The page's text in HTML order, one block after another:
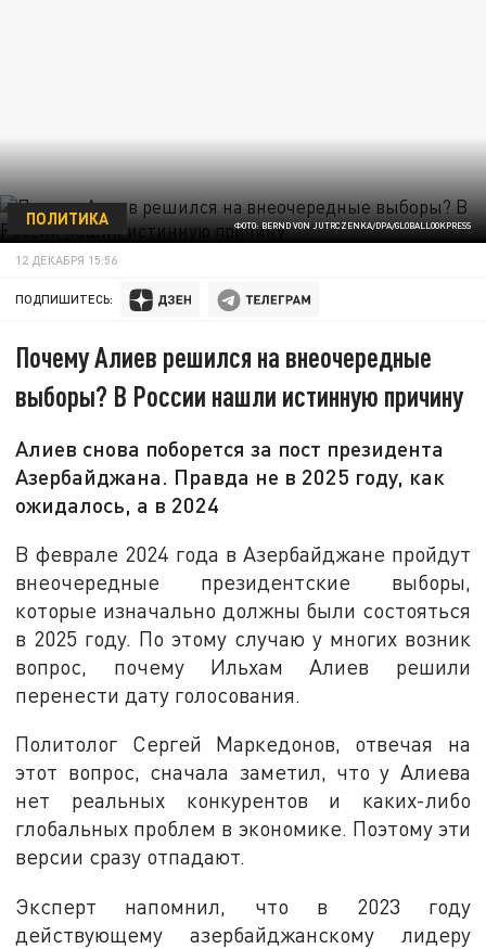
ФОТО: BERND VON JUTRCZENKA/DPA/GLOBALLOOKPRESS
ПОЛИТИКА
12 ДЕКАБРЯ 15:56
ПОДПИШИТЕСЬ:
Почему Алиев решился на внеочередные
выборы? В России нашли истинную причину
Алиев снова поборется за пост президента
Азербайджана. Правда не в 2025 году, как
ожидалось, а в 2024
В феврале 2024 года в Азербайджане пройдут
внеочередные президентские выборы,
которые изначально должны были состояться
в 2025 году. По этому случаю у многих возник
вопрос, почему Ильхам Алиев решили
перенести дату голосования.
Политолог Сергей Маркедонов, отвечая на
этот вопрос, сначала заметил, что у Алиева
нет реальных конкурентов и каких-либо
глобальных проблем в экономике. Поэтому эти
версии сразу отпадают.
Эксперт напомнил, что в 2023 году
действующему азербайджанскому лидеру